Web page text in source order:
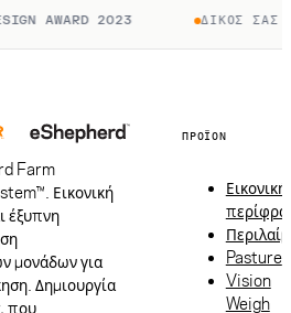
AWARD 2023 ΔΙΚΌΣ ΣΑΣ
Farm
Εικονική
έξυπνη
μονάδων για
Δημιουργία
που
ΠΡΟΪΌΝ
Εικονική
Pasture
Vision
Weigh